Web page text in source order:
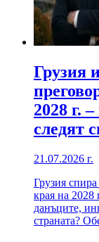
Грузия
2028 г.
следят
21.07.2026 г.
Грузия
края на 2028
данъците,
страната?